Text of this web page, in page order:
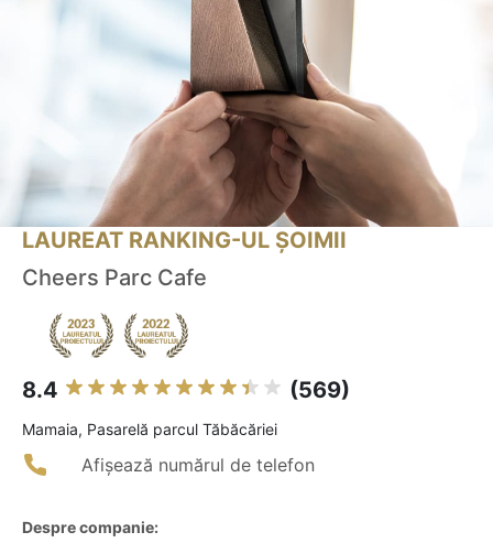
LAUREAT RANKING-UL ȘOIMII
Cheers Parc Cafe
8.4 (569)
Mamaia, Pasarelă parcul Tăbăcăriei
Afișează numărul de telefon
Despre companie: